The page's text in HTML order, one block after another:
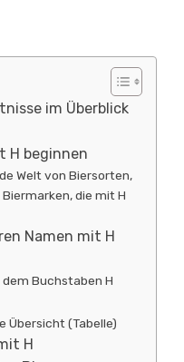
im Überblick
H beginnen
Welt von Biersorten,
die mit H
Namen mit H
Buchstaben H
Übersicht (Tabelle)
H